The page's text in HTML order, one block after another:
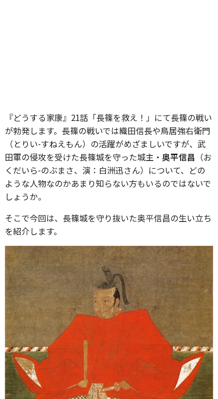
『どうする家康』21話「長篠を救え！」にて長篠の戦い
が勃発します。長篠の戦いでは織田信長や鳥居強右衛門
（とりい-すねえもん）の活躍がめざましいですが、武
田軍の侵攻を受けた長篠城を守った城主・ 奥平信昌 （お
くだいら-のぶまさ、演：白洲迅さん）について、どの
ような人物なのかあまり知らない方もいるのではないで
しょうか。
そこで今回は、長篠城を守り抜いた奥平信昌の生い立ち
を紹介します。